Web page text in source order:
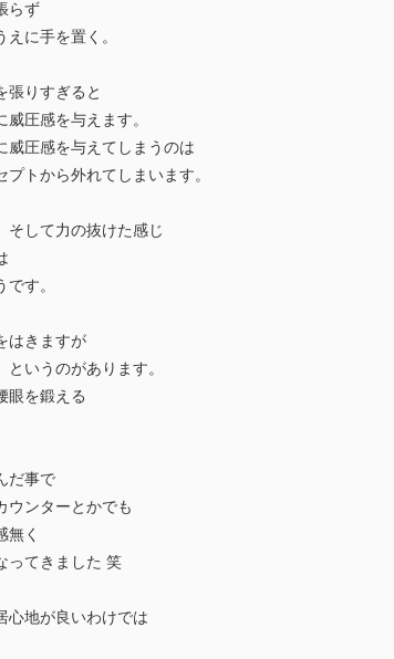
らず
に手を置く。
張りすぎると
威圧感を与えます。
威圧感を与えてしまうのは
プトから外れてしまいます。
そして力の抜けた感じ
です。
はきますが
というのがあります。
眼を鍛える
だ事で
ウンターとかでも
無く
ってきました 笑
心地が良いわけでは